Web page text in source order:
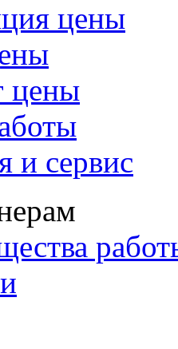
цены
цены
и сервис